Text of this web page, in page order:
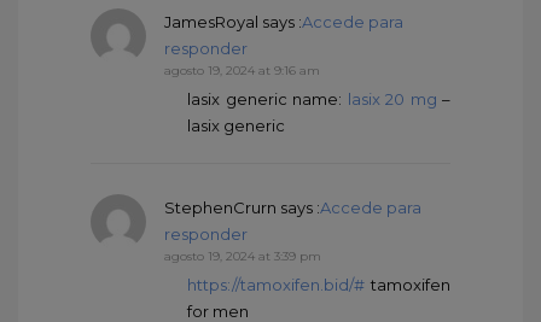
JamesRoyal says :Accede para
responder
agosto 19, 2024 at 9:16 am
lasix generic name: lasix 20 mg –
lasix generic
StephenCrurn says :Accede para
responder
agosto 19, 2024 at 3:39 pm
https://tamoxifen.bid/# tamoxifen
for men